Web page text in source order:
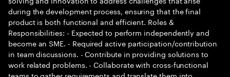
during the development process, ensuring that the final
product is both functional and efficient. Roles &
Responsibilities: - Expected to perform independently and
become an SME. - Required active participation/contribution
in team discussions. - Contribute in providing solutions to
work related problems. - Collaborate with cross-functional